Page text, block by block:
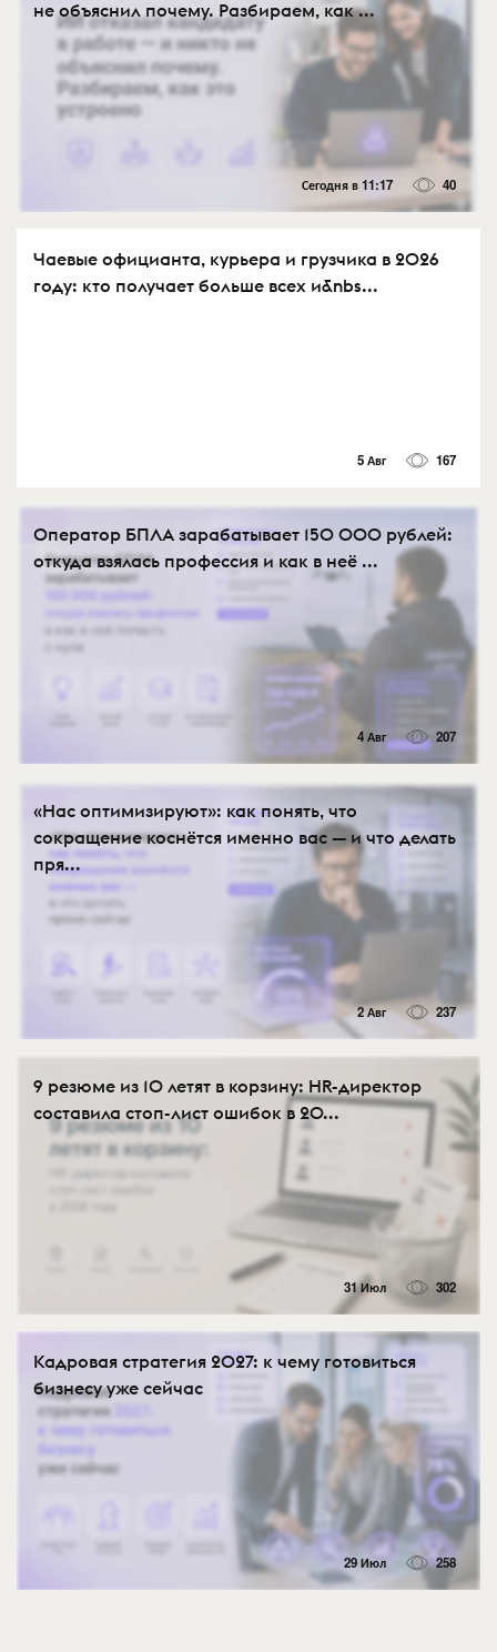
не объяснил почему. Разбираем, как ...
Сегодня в 11:17 40
Чаевые официанта, курьера и грузчика в 2026
году: кто получает больше всех и&nbs...
5 Авг 167
Оператор БПЛА зарабатывает 150 000 рублей:
откуда взялась профессия и как в неё ...
4 Авг 207
«Нас оптимизируют»: как понять, что
сокращение коснётся именно вас — и что делать
пря...
2 Авг 237
9 резюме из 10 летят в корзину: HR-директор
составила стоп-лист ошибок в 20...
31 Июл 302
Кадровая стратегия 2027: к чему готовиться
бизнесу уже сейчас
29 Июл 258